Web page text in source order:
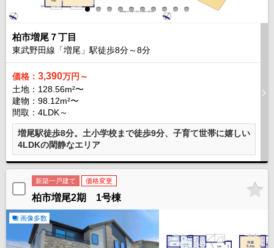
柏市増尾７丁目
東武野田線「増尾」駅徒歩8分～8分
価格： 3,390万円～
土地：128.56m²〜
建物：98.12m²〜
間取：4LDK～
増尾駅徒歩8分。土小学校まで徒歩9分、子育て世帯に嬉しい
4LDKの閑静なエリア
新築一戸建て 価格変更
柏市増尾2期 1号棟
画像多数